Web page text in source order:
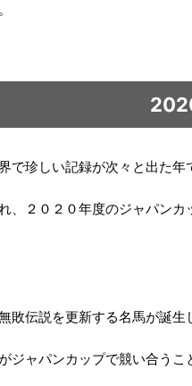
で珍しい記録が次々と出た年
、２０２０年度のジャパン
敗伝説を更新する名馬が誕生
ジャパンカップで競い合う